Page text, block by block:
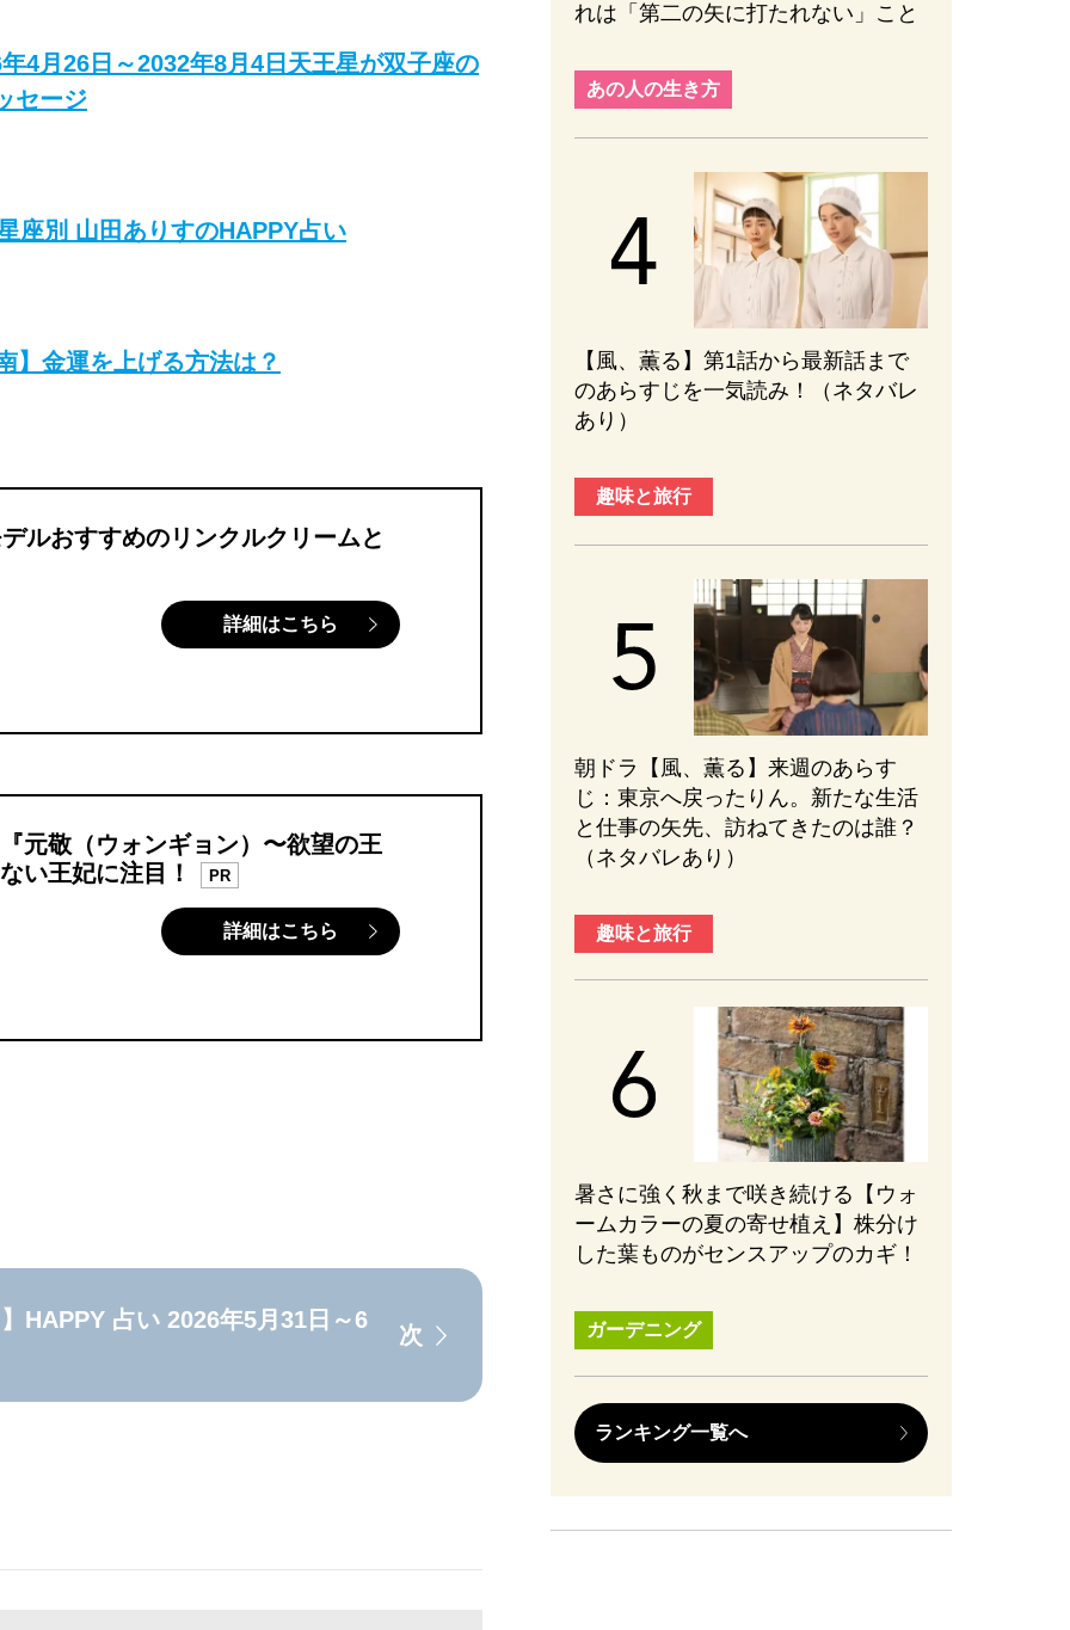
4月26日～2032年8月4日天王星が双子座の
セージ
別 山田ありすのHAPPY占い
金運を上げる方法は？
ルおすすめのリンクルクリームと
詳細はこちら
元敬（ウォンギョン）〜欲望の王
い王妃に注目！
PR
詳細はこちら
HAPPY 占い 2026年5月31日～6
次
れは「第二の矢に打たれない」こと
あの人の生き方
【風、薫る】第1話から最新話まで
のあらすじを一気読み！（ネタバレ
あり）
趣味と旅行
朝ドラ【風、薫る】来週のあらす
じ：東京へ戻ったりん。新たな生活
と仕事の矢先、訪ねてきたのは誰？
（ネタバレあり）
趣味と旅行
暑さに強く秋まで咲き続ける【ウォ
ームカラーの夏の寄せ植え】株分け
した葉ものがセンスアップのカギ！
ガーデニング
ランキング一覧へ